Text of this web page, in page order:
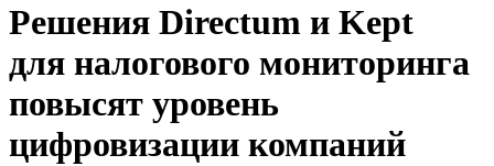
Решения Directum и Kept
для налогового мониторинга
повысят уровень
цифровизации компаний